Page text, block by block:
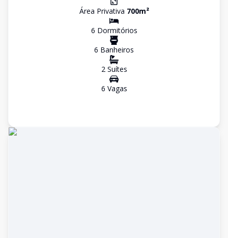
Área Privativa 700m²
6 Dormitórios
6 Banheiros
2Suítes
6 Vagas